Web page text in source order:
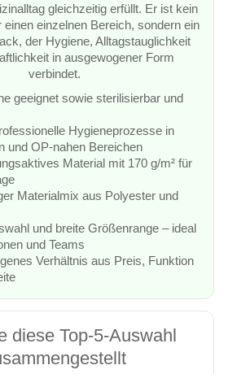
gleichzeitig erfüllt. Er ist kein
einen einzelnen Bereich, sondern ein
der Hygiene, Alltagstauglichkeit
in ausgewogener Form
verbindet.
geeignet sowie sterilisierbar und
Hygieneprozesse in
und OP-nahen Bereichen
Material mit 170 g/m² für
Materialmix aus Polyester und
und breite Größenrange – ideal
und Teams
Verhältnis aus Preis, Funktion
diese Top-5-Auswahl